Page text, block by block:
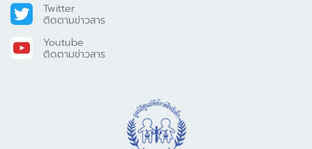
Twitter
ติดตามข่าวสาร
Youtube
ติดตามข่าวสาร